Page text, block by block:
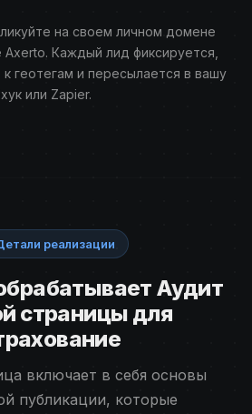
на своем личном домене
Каждый лид фиксируется,
к геотегам и пересылается в вашу
или Zapier.
реализации
Аудит
страницы для
включает в себя основы
публикации, которые